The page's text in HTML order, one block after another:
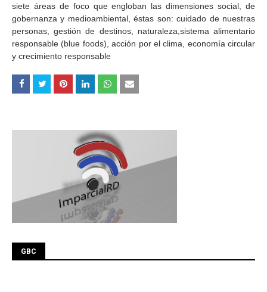
siete áreas de foco que engloban las dimensiones social, de
gobernanza y medioambiental, éstas son: cuidado de nuestras
personas, gestión de destinos, naturaleza,sistema alimentario
responsable (blue foods), acción por el clima, economía circular
y crecimiento responsable
GBC